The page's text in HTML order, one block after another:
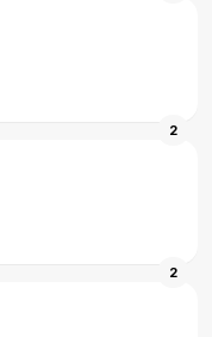
2
2